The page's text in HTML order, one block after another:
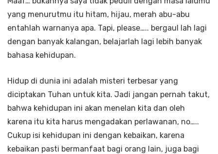
yang menurutmu itu hitam, hijau, merah abu-abu
entahlah warnanya apa. Tapi, please….. bergaul lah lagi
dengan banyak kalangan, belajarlah lagi lebih banyak
bahasa kehidupan.
Hidup di dunia ini adalah misteri terbesar yang
diciptakan Tuhan untuk kita. Jadi jangan pernah takut,
bahwa kehidupan ini akan menelan kita dan oleh
karena itu kita harus mengadakan perlawanan, no…..
Cukup isi kehidupan ini dengan kebaikan, karena
kebaikan pasti bermanfaat bagi orang lain, juga bagi